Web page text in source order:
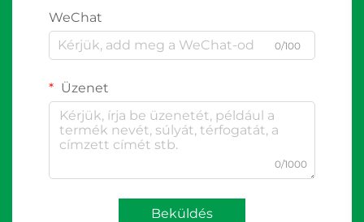
WeChat
0/100
Üzenet
0/1000
Beküldés